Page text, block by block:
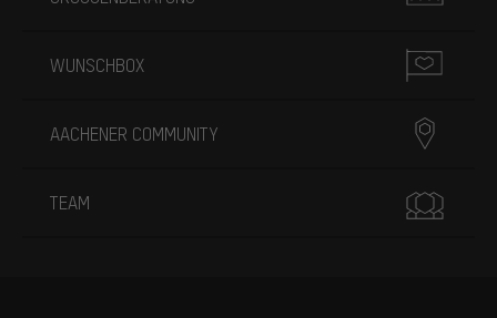
WUNSCHBOX
AACHENER COMMUNITY
TEAM